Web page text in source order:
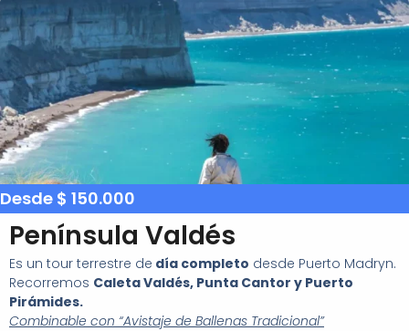
Desde $ 150.000
Península Valdés
Es un tour terrestre de día completo desde Puerto Madryn.
Recorremos Caleta Valdés, Punta Cantor y Puerto
Pirámides.
Combinable con “Avistaje de Ballenas Tradicional”